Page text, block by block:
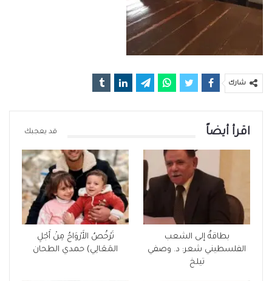
شارك
اقرأ أيضاً قد يعجبك
بطاقةٌ إلى الشعب
الفلسطيني شعر: د. وصفي
تيلخ
تَرْخُصُ الأَرْوَاحُ مِنْ أَجْلِ
المَعَالِي) حمدي الطحان